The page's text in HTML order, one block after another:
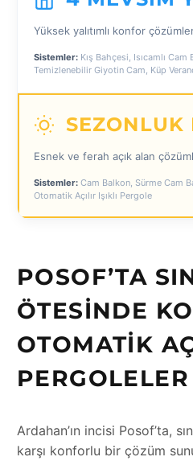
Yüksek yalıtımlı konfor
Sistemler: Kış Bahçesi, Isıcamlı
Temizlenebilir Giyotin Cam, Küp
Esnek ve ferah açık alan
Sistemler: Cam Balkon, Sürme Cam
Otomatik Açılır Işıklı Pergole
POSOF’TA
ÖTESINDE
OTOMATIK
PERGOLELER
Ardahan’ın incisi Posof’ta,
karşı konforlu bir çözüm